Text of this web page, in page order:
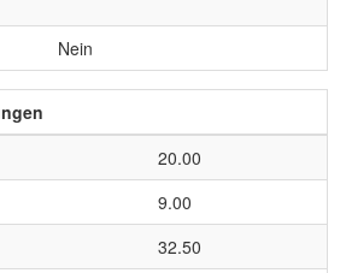
Nein
20.00
9.00
32.50